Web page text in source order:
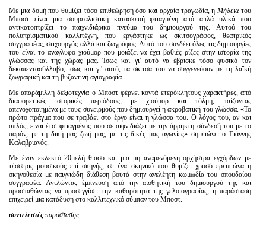
Με μια δομή που θυμίζει τόσο επιθεώρηση όσο και αρχαία τραγωδία, ηΜήδειατου
Μποστ είναι μια σουρεαλιστική κατασκευή φτιαγμένη από απλά υλικά που
αντικατοπτρίζει το παιχνιδιάρικο πνεύμα του δημιουργού της. Αυτού του
πολυπρισματικού καλλιτέχνη, που εργάστηκε ως σκιτσογράφος, θεατρικός
συγγραφέας, στιχουργός αλλά και ζωγράφος. Αυτό που συνδέει όλες τις δημιουργίες
του είναι το ανάγλυφο χιούμορ που μοιάζει να έχει βαθιές ρίζες στην ιστορία της
γλώσσας και της χώρας μας. Ίσως και γι' αυτό να έβρισκε τόσο φυσικό τον
δεκαπεντασύλλαβο, ίσως και γι' αυτό, τα σκίτσα του να συγγενεύουν με τη λαϊκή
ζωγραφική και τη βυζαντινή αγιογραφία.
Με απαράμιλλη δεξιοτεχνία ο Μποστ φέρνει κοντά ετερόκλητους χαρακτήρες, από
διαφορετικές ιστορικές περιόδους, με χιούμορ και τόλμη, παίζοντας
απενοχοποιημένα με τους συνειρμούς που δημιουργεί η ακροβατική του γλώσσα. «Το
πρώτο πράγμα που σε τραβάει στο έργο είναι η γλώσσα του. Ο λόγος του, αν και
απλός, είναι έτσι φτιαγμένος που σε αιφνιδιάζει με την άρρηκτη σύνδεσή του με το
παρόν, με τη δική μας ζωή μας, με τις δικές μας αγωνίες» σημειώνει ο Γιάννης
Καλαβριανός.
Με έναν εκλεκτό 20μελή θίασο και μια μη αναμενόμενη ορχήστρα εγχόρδων με
τέσσερις μουσικούς επί σκηνής, σε ένα σκηνικό που θυμίζει χρυσό ερειπιώνα η
σκηνοθεσία με παιγνιώδη διάθεση βουτά στην ανελέητη κωμωδία του σπουδαίου
συγγραφέα. Αντλώντας έμπνευση από την αισθητική του δημιουργού της και
προσπαθώντας να προσεγγίσει την καθαρότητα της γελοιογραφίας, η παράσταση
επιχειρεί μια κατάδυση στο καλλιτεχνικό σύμπαν του Μποστ.
συντελεστέςπαράστασης